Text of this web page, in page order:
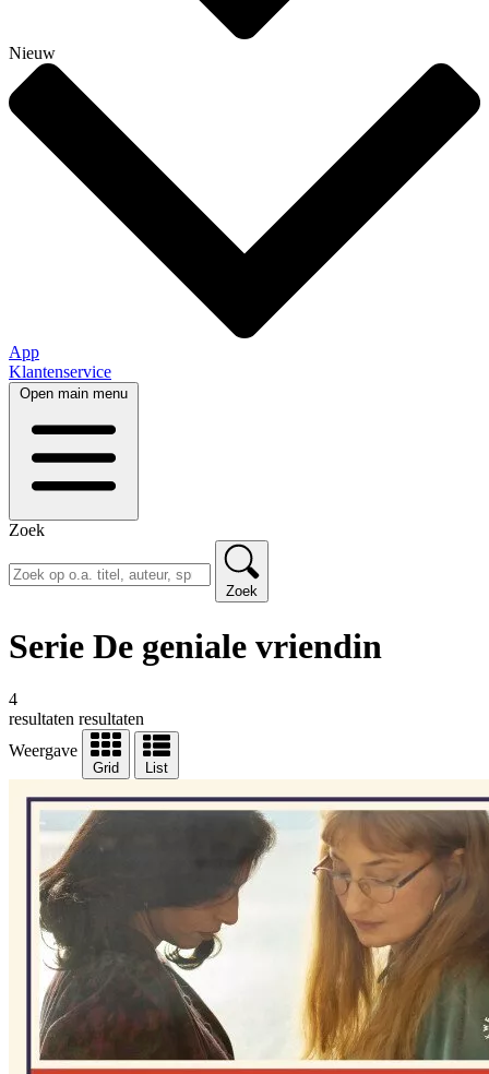
Nieuw
App
Klantenservice
Open main menu
Zoek
Zoek
Serie De geniale vriendin
4
resultaten resultaten
Weergave
Grid List